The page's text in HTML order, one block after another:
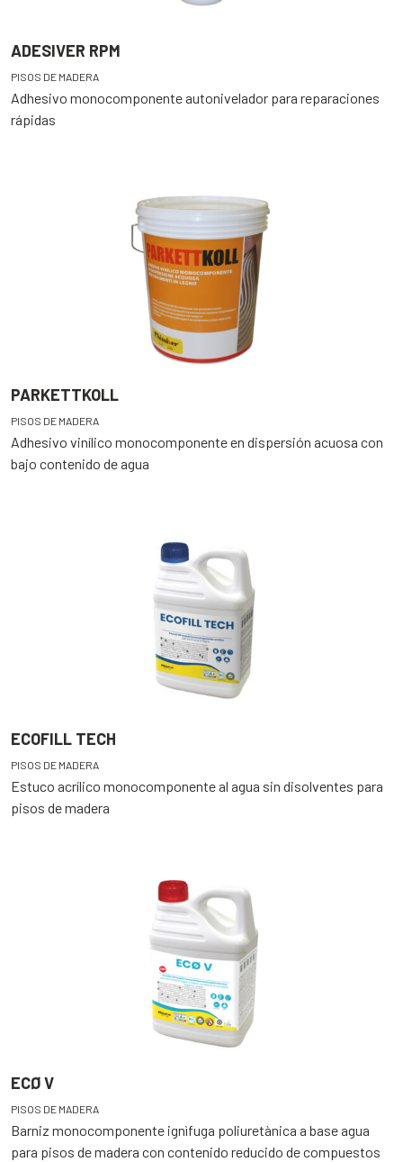
ADESIVER RPM
PISOS DE MADERA
Adhesivo monocomponente autonivelador para reparaciones
rápidas
PARKETTKOLL
PISOS DE MADERA
Adhesivo vinílico monocomponente en dispersión acuosa con
bajo contenido de agua
ECOFILL TECH
PISOS DE MADERA
Estuco acrílico monocomponente al agua sin disolventes para
pisos de madera
ECØ V
PISOS DE MADERA
Barniz monocomponente ignìfuga poliuretànica a base agua
para pisos de madera con contenido reducido de compuestos